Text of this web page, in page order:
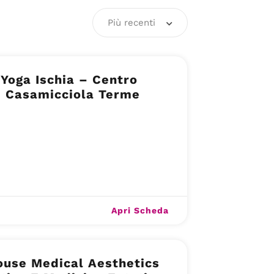
Più recenti
Ischia – Centro
Casamicciola Terme
Apri Scheda
Medical Aesthetics